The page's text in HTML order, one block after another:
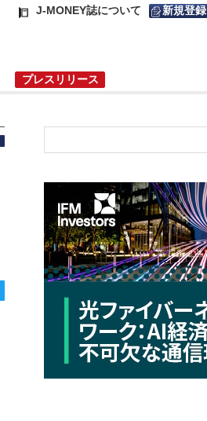
J-MONEY誌について 新規登録
プレスリリース